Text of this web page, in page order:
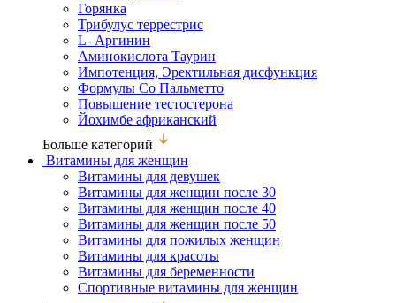
Горянка
Трибулус террестрис
L- Аргинин
Аминокислота Таурин
Импотенция, Эректильная дисфункция
Формулы Со Пальметто
Повышение тестостерона
Йохимбе африканский
Больше категорий
Витамины для женщин
Витамины для девушек
Витамины для женщин после 30
Витамины для женщин после 40
Витамины для женщин после 50
Витамины для пожилых женщин
Витамины для красоты
Витамины для беременности
Спортивные витамины для женщин